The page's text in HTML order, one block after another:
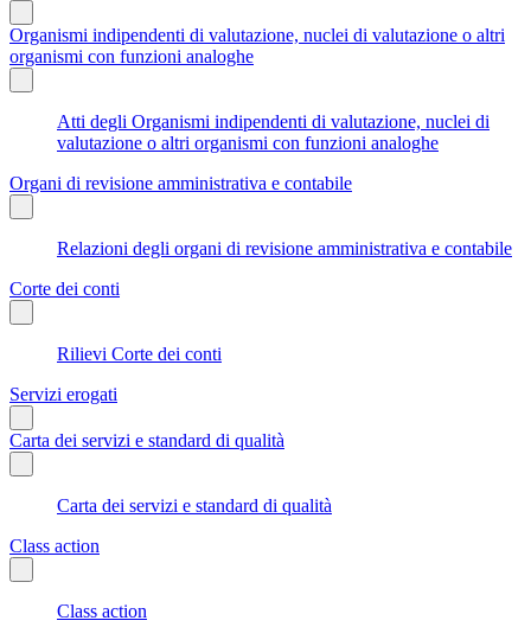
Organismi indipendenti di valutazione, nuclei di valutazione o altri
organismi con funzioni analoghe
Atti degli Organismi indipendenti di valutazione, nuclei di
valutazione o altri organismi con funzioni analoghe
Organi di revisione amministrativa e contabile
Relazioni degli organi di revisione amministrativa e contabile
Corte dei conti
Rilievi Corte dei conti
Servizi erogati
Carta dei servizi e standard di qualità
Carta dei servizi e standard di qualità
Class action
Class action